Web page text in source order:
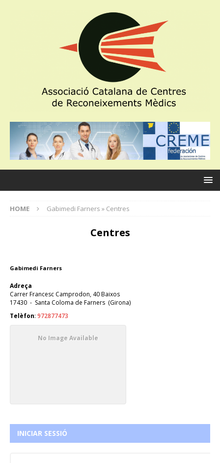
HOME Gabimedi Farners » Centres
Centres
Gabimedi Farners
Adreça
Carrer Francesc Camprodon, 40 Baixos
17430 - Santa Coloma de Farners (Girona)
Telèfon: 972877473
No Image Available
INICIAR SESSIÓ